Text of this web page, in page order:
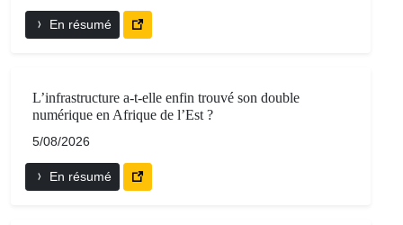
En résumé
L’infrastructure a-t-elle enfin trouvé son double
numérique en Afrique de l’Est ?
5/08/2026
En résumé